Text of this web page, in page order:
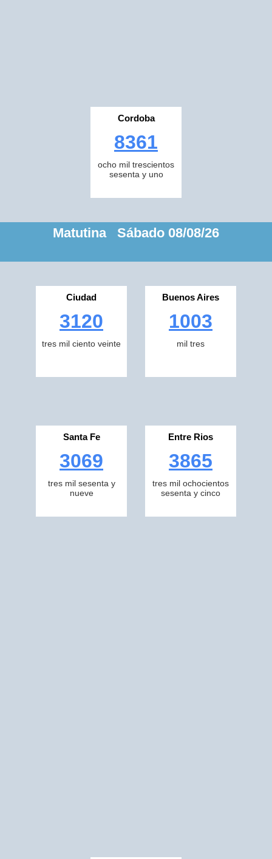
Cordoba
8361
ocho mil trescientos
sesenta y uno
Matutina Sábado 08/08/26
Ciudad
3120
tres mil ciento veinte
Buenos Aires
1003
mil tres
Santa Fe
3069
tres mil sesenta y
nueve
Entre Rios
3865
tres mil ochocientos
sesenta y cinco